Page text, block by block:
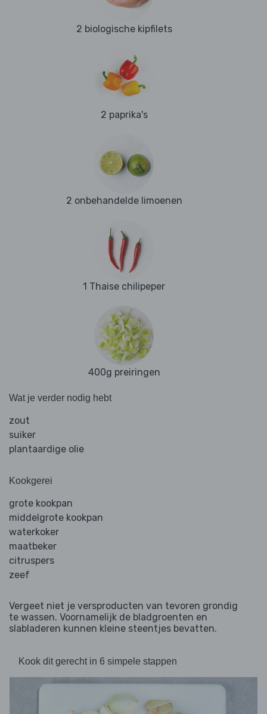
2 biologische kipfilets
2 paprika's
2 onbehandelde limoenen
1 Thaise chilipeper
400g preiringen
Wat je verder nodig hebt
zout
suiker
plantaardige olie
Kookgerei
grote kookpan
middelgrote kookpan
waterkoker
maatbeker
citruspers
zeef
Vergeet niet je versproducten van tevoren grondig
te wassen. Voornamelijk de bladgroenten en
slabladeren kunnen kleine steentjes bevatten.
Kook dit gerecht in 6 simpele stappen